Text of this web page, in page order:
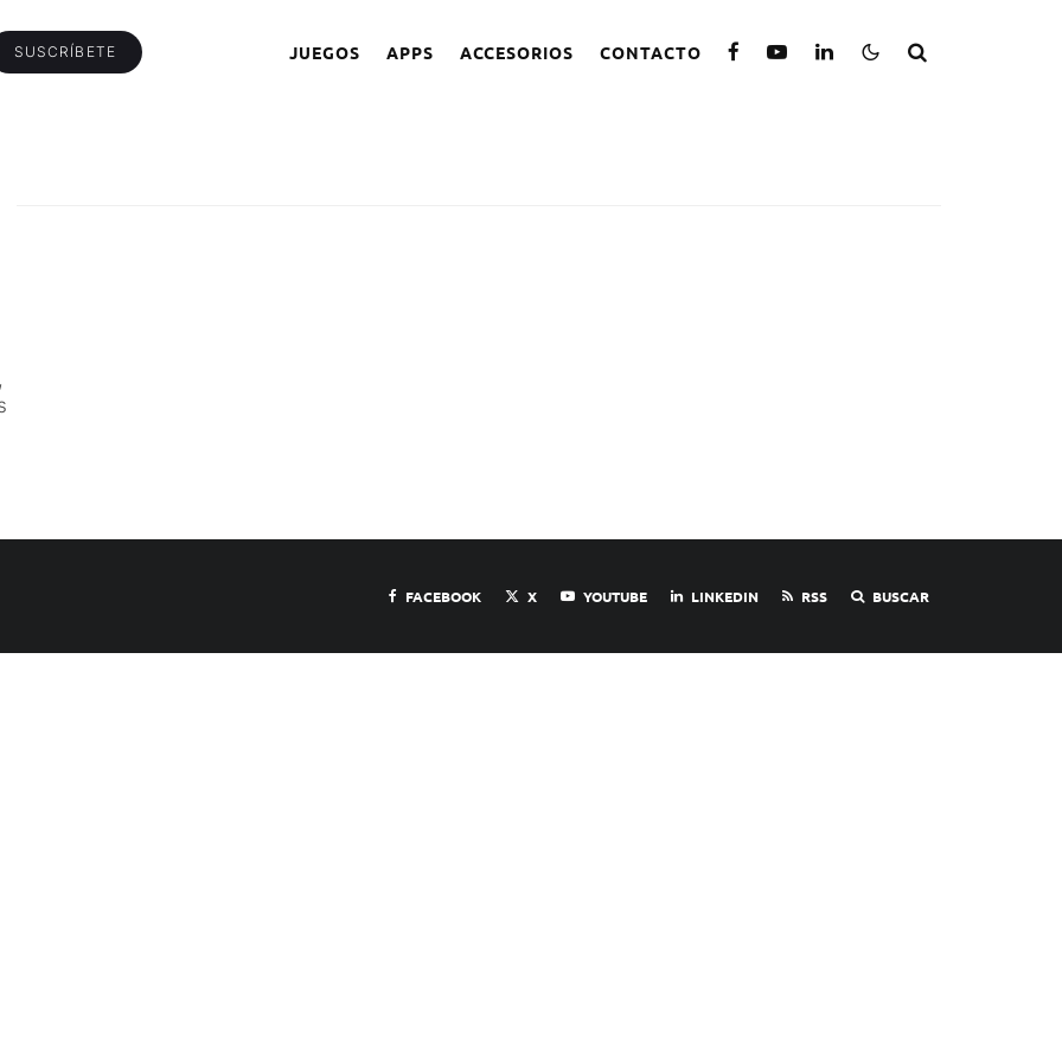
SUSCRÍBETE JUEGOS APPS ACCESORIOS CONTACTO
FACEBOOK X YOUTUBE LINKEDIN RSS BUSCAR